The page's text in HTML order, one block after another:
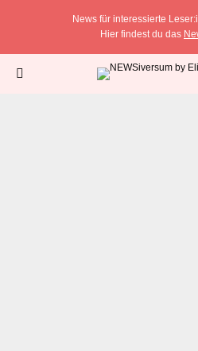
News für interessierte
Hier findest du das